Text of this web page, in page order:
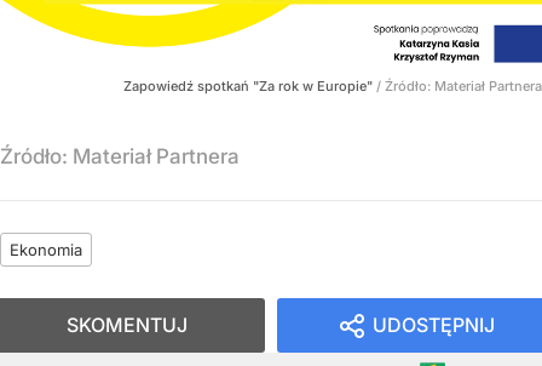
Zapowiedź spotkań "Za rok w Europie" / Źródło: Materiał Partnera
Źródło: Materiał Partnera
Ekonomia
UDOSTĘPNIJ
SKOMENTUJ